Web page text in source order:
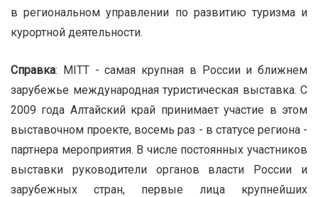
в региональном управлении по развитию туризма и
курортной деятельности.
Справка: MITT - самая крупная в России и ближнем
зарубежье международная туристическая выставка. С
2009 года Алтайский край принимает участие в этом
выставочном проекте, восемь раз - в статусе региона -
партнера мероприятия. В числе постоянных участников
выставки руководители органов власти России и
зарубежных стран, первые лица крупнейших